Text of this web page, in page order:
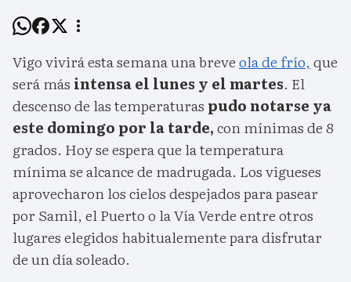
Vigo vivirá esta semana una breveola de frío,que
será más intensa el lunes y el martes. El
descenso de las temperaturas pudo notarse ya
este domingo por la tarde,con mínimas de 8
grados. Hoy se espera que la temperatura
mínima se alcance de madrugada. Los vigueses
aprovecharon los cielos despejados para pasear
por Samil, el Puerto o la Vía Verde entre otros
lugares elegidos habitualemente para disfrutar
de un día soleado.